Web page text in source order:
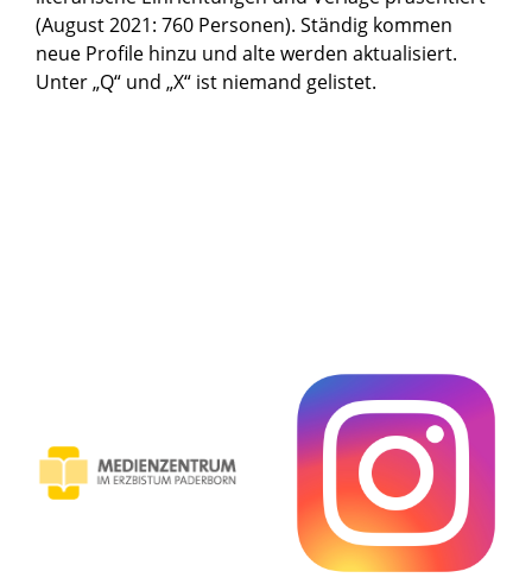
(August 2021: 760 Personen). Ständig kommen
neue Profile hinzu und alte werden aktualisiert.
Unter „Q“ und „X“ ist niemand gelistet.